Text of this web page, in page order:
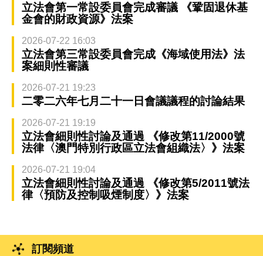
立法會第一常設委員會完成審議 《鞏固退休基
金會的財政資源》法案
2026-07-22 16:03
立法會第三常設委員會完成《海域使用法》法
案細則性審議
2026-07-21 19:23
二零二六年七月二十一日會議議程的討論結果
2026-07-21 19:19
立法會細則性討論及通過 《修改第11/2000號
法律〈澳門特別行政區立法會組織法〉》法案
2026-07-21 19:04
立法會細則性討論及通過 《修改第5/2011號法
律〈預防及控制吸煙制度〉》法案
訂閱頻道